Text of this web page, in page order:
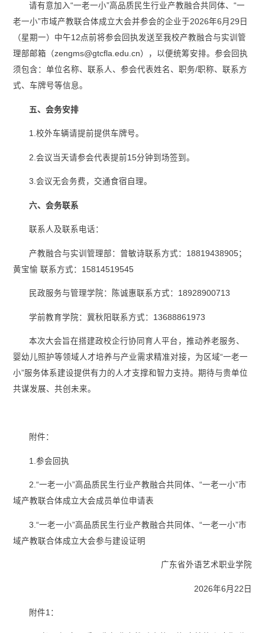
请有意加入“一老一小”高品质民生行业产教融合共同体、“一
老一小”市域产教联合体成立大会并参会的企业于2026年6月29日
（星期一）中午12点前将参会回执发送至我校产教融合与实训管
理部邮箱（zengms@gtcfla.edu.cn），以便统筹安排。参会回执
须包含：单位名称、联系人、参会代表姓名、职务/职称、联系方
式、车牌号等信息。
五、会务安排
1.校外车辆请提前提供车牌号。
2.会议当天请参会代表提前15分钟到场签到。
3.会议无会务费，交通食宿自理。
六、会务联系
联系人及联系电话：
产教融合与实训管理部：曾敏诗联系方式：18819438905；
黄宝愉 联系方式：15814519545
民政服务与管理学院：陈诚惠联系方式：18928900713
学前教育学院：冀秋阳联系方式：13688861973
本次大会旨在搭建政校企行协同育人平台，推动养老服务、
婴幼儿照护等领域人才培养与产业需求精准对接，为区域“一老一
小”服务体系建设提供有力的人才支撑和智力支持。期待与贵单位
共谋发展、共创未来。
附件：
1.参会回执
2.“一老一小”高品质民生行业产教融合共同体、“一老一小”市
域产教联合体成立大会成员单位申请表
3.“一老一小”高品质民生行业产教融合共同体、“一老一小”市
域产教联合体成立大会参与建设证明
广东省外语艺术职业学院
2026年6月22日
附件1：